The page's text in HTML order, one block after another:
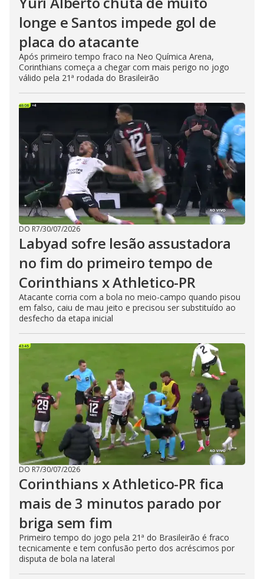
longe e Santos impede gol de
placa do atacante
Após primeiro tempo fraco na Neo Química Arena,
Corinthians começa a chegar com mais perigo no jogo
válido pela 21ª rodada do Brasileirão
DO R7/30/07/2026
Labyad sofre lesão assustadora
no fim do primeiro tempo de
Corinthians x Athletico-PR
Atacante corria com a bola no meio-campo quando pisou
em falso, caiu de mau jeito e precisou ser substituído ao
desfecho da etapa inicial
DO R7/30/07/2026
Corinthians x Athletico-PR fica
mais de 3 minutos parado por
briga sem fim
Primeiro tempo do jogo pela 21ª do Brasileirão é fraco
tecnicamente e tem confusão perto dos acréscimos por
disputa de bola na lateral